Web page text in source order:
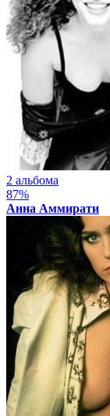
2 альбома
87%
Анна Аммирати